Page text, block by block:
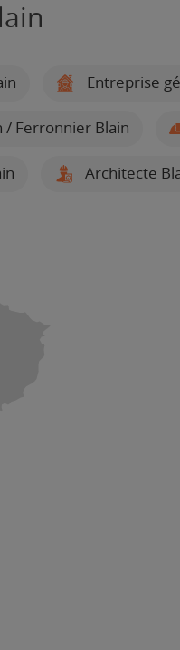
Entreprise
/ Ferronnier Blain
Architecte